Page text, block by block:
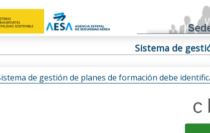
Sistema de
de gestión de planes de formación debe